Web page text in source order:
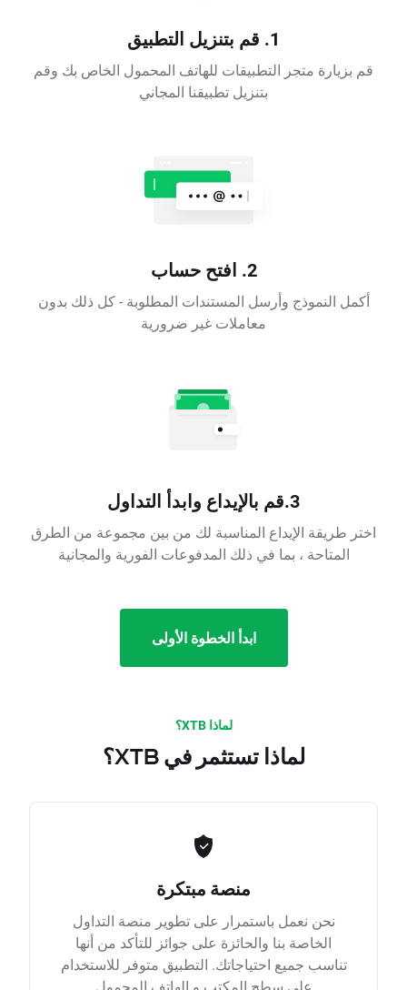
1. قم بتنزيل التطبيق
قم بزيارة متجر التطبيقات للهاتف المحمول الخاص بك وقم
بتنزيل تطبيقنا المجاني
2. افتح حساب
أكمل النموذج وأرسل المستندات المطلوبة - كل ذلك بدون
معاملات غير ضرورية
3.قم بالإيداع وابدأ التداول
اختر طريقة الإيداع المناسبة لك من بين مجموعة من الطرق
المتاحة ، بما في ذلك المدفوعات الفورية والمجانية
ابدأ الخطوة الأولى
لماذا XTB؟
لماذا تستثمر في XTB؟
منصة مبتكرة
نحن نعمل باستمرار على تطوير منصة التداول
الخاصة بنا والحائزة على جوائز للتأكد من أنها
تناسب جميع احتياجاتك. التطبيق متوفر للاستخدام